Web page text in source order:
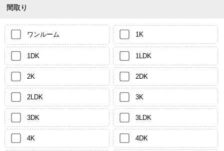
間取り
ワンルーム 1K
1DK 1LDK
2K 2DK
2LDK 3K
3DK 3LDK
4K 4DK